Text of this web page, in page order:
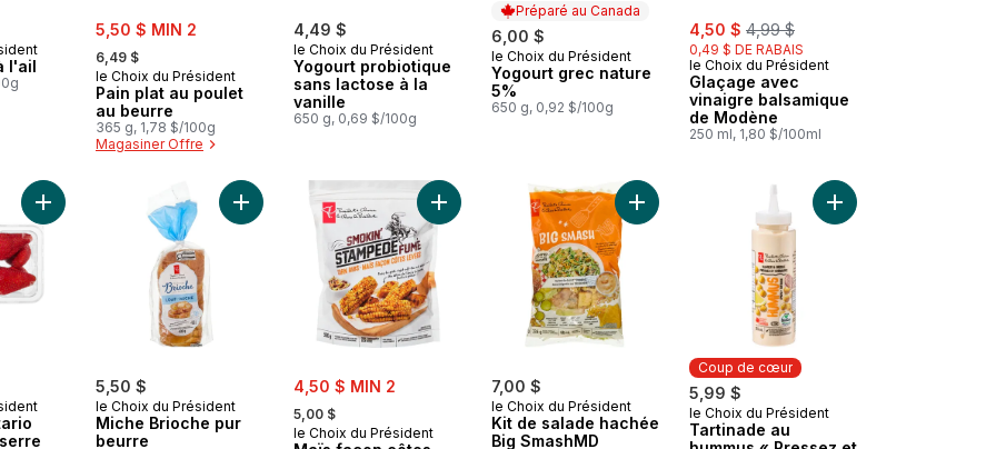
l'ail
sale:
5,50 $ MIN 2
, formerly:
6,49 $
le Choix du Président
Pain plat au poulet
au beurre
365 g, 1,78 $/100g
Magasiner Offre
4,49 $
le Choix du Président
Yogourt probiotique
sans lactose à la
vanille
650 g, 0,69 $/100g
Préparé au Canada
6,00 $
Préparé au Canada
le Choix du Président
Yogourt grec nature
5%
650 g, 0,92 $/100g
sale:
4,50 $ , formerly:
4,99 $
0,49 $ DE RABAIS
le Choix du Président
Glaçage avec
vinaigre balsamique
de Modène
250 ml, 1,80 $/100ml
Ajouter Fraises d’Ontario cultivées en serre au panier
5,50 $
le Choix du Président
Miche Brioche pur
beurre
Ajouter Miche Brioche pur beurre au panier
sale:
4,50 $ MIN 2
, formerly:
5,00 $
le Choix du Président
Ajouter Maïs façon côtes levées Stampede fuméᴹᴰ au panier
7,00 $
le Choix du Président
Kit de salade hachée
Big SmashMD
Ajouter Kit de salade hachée Big SmashMD au
Coup de cœur
5,99 $
Coup de cœur
le Choix du Président
Tartinade au
Ajouter Tartinade au